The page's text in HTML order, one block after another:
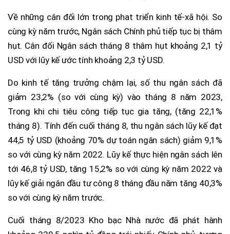
Về những cân đối lớn trong phat triển kinh tế-xã hội. So
cùng kỳ năm trước, Ngân sách Chính phủ tiếp tục bị thâm
hụt. Cân đối Ngân sách tháng 8 thâm hụt khoảng 2,1 tỷ
USD với lũy kế ước tính khoảng 2,3 tỷ USD.
Do kinh tế tăng trưởng chậm lại, số thu ngân sách đã
giảm 23,2% (so với cùng kỳ) vào tháng 8 năm 2023,
Trong khi chi tiêu công tiếp tục gia tăng, (tăng 22,1%
tháng 8). Tính đến cuối tháng 8, thu ngân sách lũy kế đạt
44,5 tỷ USD (khoảng 70% dự toán ngân sách) giảm 9,1%
so với cùng kỳ năm 2022. Lũy kế thực hiện ngân sách lên
tới 46,8 tỷ USD, tăng 15,2% so với cùng kỳ năm 2022 và
lũy kế giải ngân đầu tư công 8 tháng đầu năm tăng 40,3%
so với cùng kỳ năm trước.
Cuối tháng 8/2023 Kho bạc Nhà nước đã phát hành